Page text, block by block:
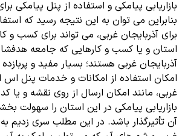
بازاریابی پیامکی و استفاده از پنل پیامکی
بنابراین می توان به این نتیجه رسید که
برای آذربایجان غربی، می تواند برای کسب و
استان و یا کسب و کارهایی که جامعه
آذربایجان غربی هستند؛ بسیار مفید و
امکان استفاده از امکانات و خدمات پنل اس
غربی، مانند امکان ارسال از روی نقشه و یا
بازاریابی پیامکی در این استان را سهولت
آن تأثیرگذار باشد. در این مطلب سری زدیم